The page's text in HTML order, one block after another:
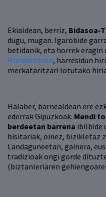
Ekialdean, berriz, Bidasoa-
dugu, mugan. Igarobide
betidanik, eta horrek eragin
Hondarribian, harresidun
merkataritzari lotutako
Halaber, barnealdean ere
ederrak Gipuzkoak. Mendi
berdeetan barrena ibilbide
bisitariak, oinez, bizikletaz
Landaguneetan, gainera,
tradizioak ongi gorde
(biztanleriaren